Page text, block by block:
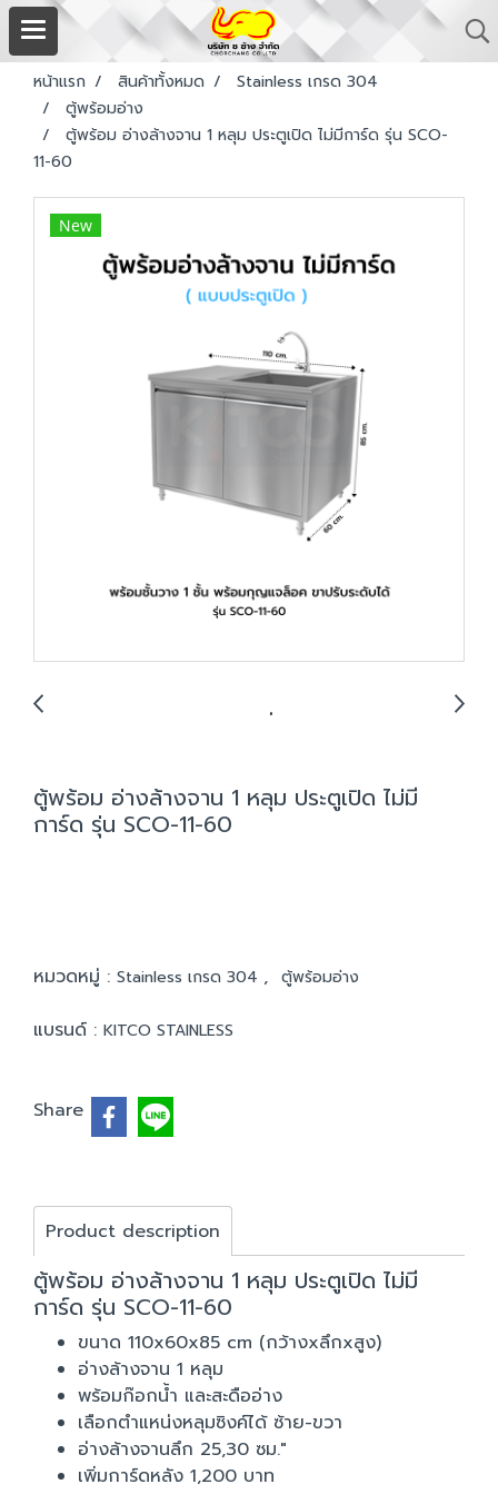
หน้าแรก สินค้าทั้งหมด
Stainless เกรด 304
ตู้พร้อมอ่าง
ตู้พร้อม อ่างล้างจาน 1 หลุม ประตูเปิด ไม่มีการ์ด รุ่น SCO-
11-60
New
ตู้พร้อม อ่างล้างจาน 1 หลุม ประตูเปิด ไม่มี
การ์ด รุ่น SCO-11-60
หมวดหมู่ : Stainless เกรด 304 , ตู้พร้อมอ่าง
แบรนด์ : KITCO STAINLESS
Share
Product description
ตู้พร้อม อ่างล้างจาน 1 หลุม ประตูเปิด ไม่มี
การ์ด รุ่น SCO-11-60
ขนาด 110x60x85 cm (กว้างxลึกxสูง)
อ่างล้างจาน 1 หลุม
พร้อมก๊อกน้ำ และสะดืออ่าง
เลือกตำแหน่งหลุมซิงค์ได้ ซ้าย-ขวา
อ่างล้างจานลึก 25,30 ซม."
เพิ่มการ์ดหลัง 1,200 บาท